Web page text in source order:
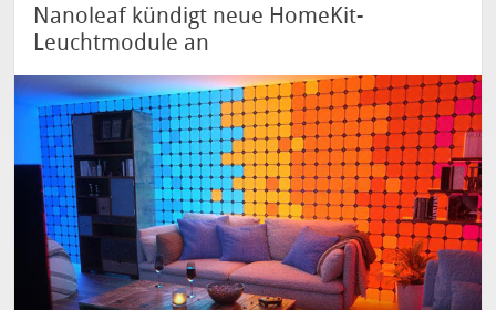
Nanoleaf kündigt neue HomeKit-
Leuchtmodule an